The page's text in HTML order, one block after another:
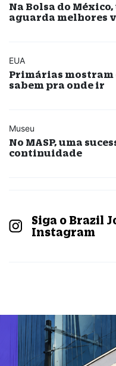
Na Bolsa do
aguarda melhores
EUA
Primárias mostram
sabem pra onde ir
Museu
No MASP, uma
continuidade
Siga o Brazil
Instagram